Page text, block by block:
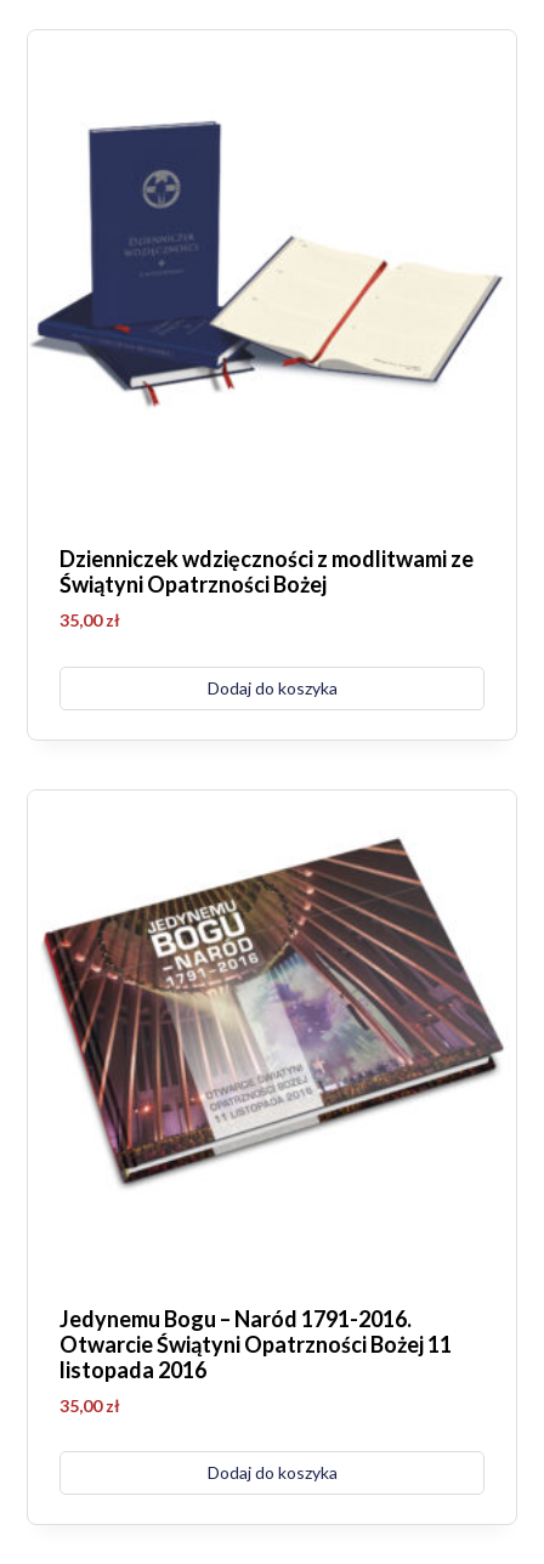
Dzienniczek wdzięczności z modlitwami ze
Świątyni Opatrzności Bożej
35,00zł
Dodaj do koszyka
Jedynemu Bogu – Naród 1791-2016.
Otwarcie Świątyni Opatrzności Bożej 11
listopada 2016
35,00zł
Dodaj do koszyka